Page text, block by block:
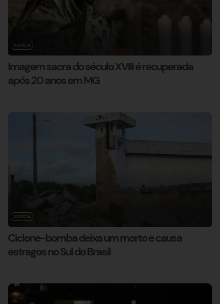
NOTÍCIA
Imagem sacra do século XVIII é recuperada
após 20 anos em MG
NOTÍCIA
Ciclone-bomba deixa um morto e causa
estragos no Sul do Brasil